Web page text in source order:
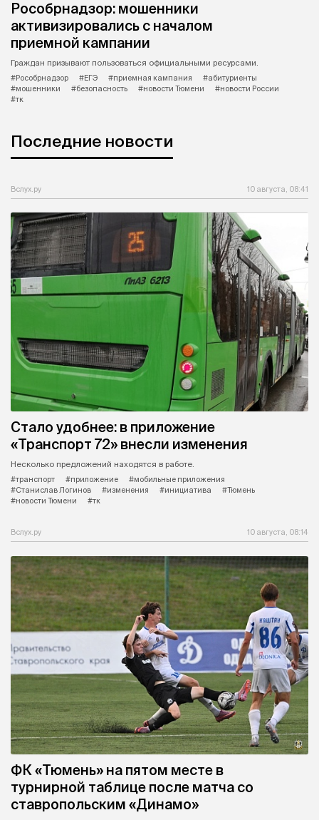
Рособрнадзор: мошенники
активизировались с началом
приемной кампании
Граждан призывают пользоваться официальными ресурсами.
#Рособрнадзор
#ЕГЭ #приемная кампания
#абитуриенты
#мошенники
#безопасность #новости Тюмени
#новости России
#тк
Последние новости
Вслух.ру 10 августа, 08:41
Стало удобнее: в приложение
«Транспорт 72» внесли изменения
Несколько предложений находятся в работе.
#транспорт
#приложение
#мобильные приложения
#Станислав Логинов
#изменения #инициатива
#Тюмень
#новости Тюмени
#тк
Вслух.ру 10 августа, 08:14
ФК «Тюмень» на пятом месте в
турнирной таблице после матча со
ставропольским «Динамо»